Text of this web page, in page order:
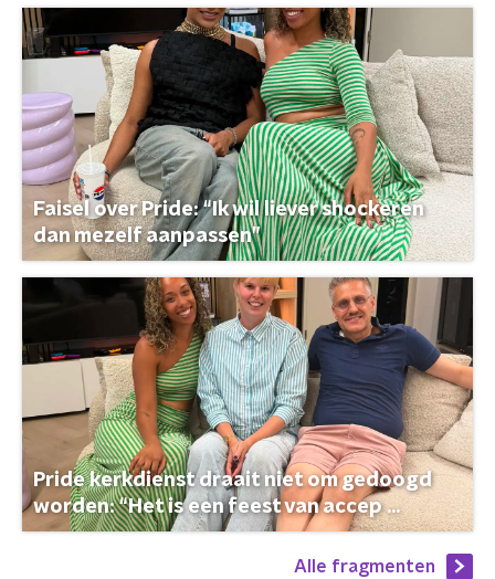
Faisel over Pride: “Ik wil liever shockeren
dan mezelf aanpassen”
Pride kerkdienst draait niet om gedoogd
worden: “Het is een feest van accep ...
Alle fragmenten